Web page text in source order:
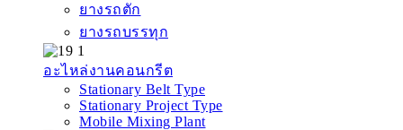
ยางรถตัก
ยางรถบรรทุก
อะไหล่งานคอนกรีต
Stationary Belt Type
Stationary Project Type
Mobile Mixing Plant